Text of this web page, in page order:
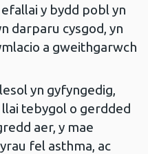
y bydd pobl yn
darparu cysgod, yn
a gweithgarwch
yn gyfyngedig,
tebygol o gerdded
aer, y mae
fel asthma, ac